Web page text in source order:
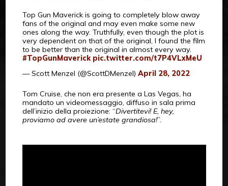
Top Gun Maverick is going to completely blow away
fans of the original and may even make some new
ones along the way. Truthfully, even though the plot is
very dependent on that of the original, I found the film
to be better than the original in almost every way.
#TopGunMaverick pic.twitter.com/t7P4VLxMeU
— Scott Menzel (@ScottDMenzel) April 28, 2022
Tom Cruise, che non era presente a Las Vegas, ha
mandato un videomessaggio, diffuso in sala prima
dell’inizio della proiezione: “Divertitevi! E, hey,
proviamo ad avere un’estate grandiosa!”.